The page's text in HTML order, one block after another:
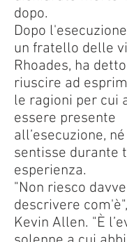
dopo.
Dopo
un fratello delle
Rhoades, ha
riuscire ad
le ragioni per cui
essere presente
all’esecuzione,
sentisse durante
esperienza.
"Non riesco
descrivere
Kevin Allen. "È